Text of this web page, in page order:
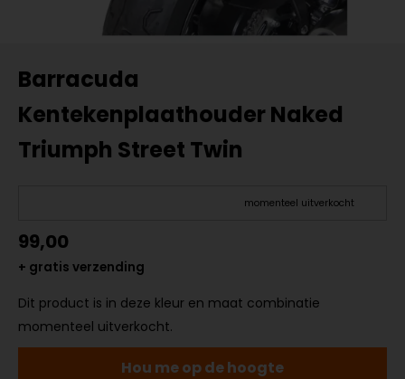
Barracuda
Kentekenplaathouder Naked
Triumph Street Twin
momenteel uitverkocht
99,00
+ gratis verzending
Dit product is in deze kleur en maat combinatie
momenteel uitverkocht.
Hou me op de hoogte